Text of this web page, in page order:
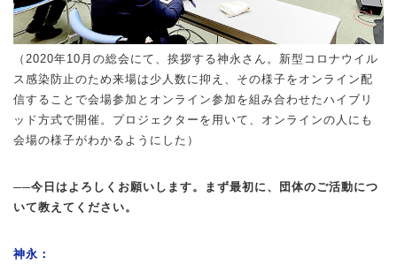
（2020年10月の総会にて、挨拶する神永さん。新型コロナウイル
ス感染防止のため来場は少人数に抑え、その様子をオンライン配
信することで会場参加とオンライン参加を組み合わせたハイブリ
ッド方式で開催。プロジェクターを用いて、オンラインの人にも
会場の様子がわかるようにした）
──今日はよろしくお願いします。まず最初に、団体のご活動につ
いて教えてください。
神永：